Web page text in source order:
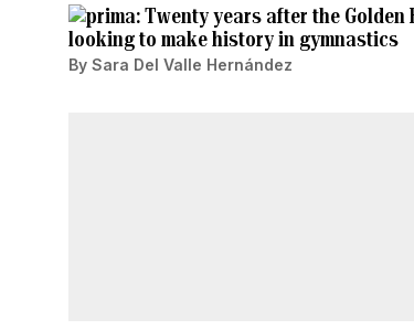
Twenty years after the Golden
looking to make history in gymnastics
By Sara Del Valle Hernández